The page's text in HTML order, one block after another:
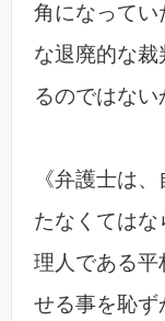
角になってい
な退廃的な
るのではない
《弁護士は
たなくては
理人である平
せる事を恥ず